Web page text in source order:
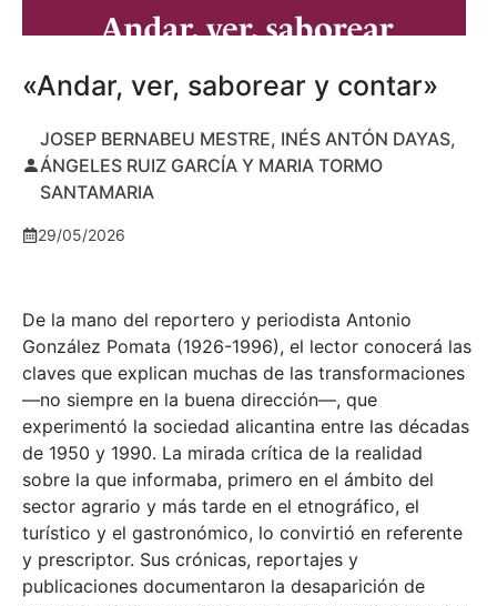
«Andar, ver, saborear y contar»
JOSEP BERNABEU MESTRE, INÉS ANTÓN DAYAS,
ÁNGELES RUIZ GARCÍA Y MARIA TORMO
SANTAMARIA
29/05/2026
De la mano del reportero y periodista Antonio
González Pomata (1926-1996), el lector conocerá las
claves que explican muchas de las transformaciones
—no siempre en la buena dirección—, que
experimentó la sociedad alicantina entre las décadas
de 1950 y 1990. La mirada crítica de la realidad
sobre la que informaba, primero en el ámbito del
sector agrario y más tarde en el etnográfico, el
turístico y el gastronómico, lo convirtió en referente
y prescriptor. Sus crónicas, reportajes y
publicaciones documentaron la desaparición de